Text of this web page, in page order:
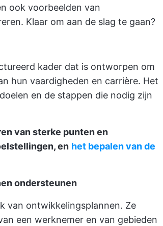
ook voorbeelden van
Klaar om aan de slag te gaan?
kader dat is ontworpen om
hun vaardigheden en carrière. Het
en de stappen die nodig zijn
van sterke punten en
en het bepalen van de
ondersteunen
van ontwikkelingsplannen. Ze
een werknemer en van gebieden